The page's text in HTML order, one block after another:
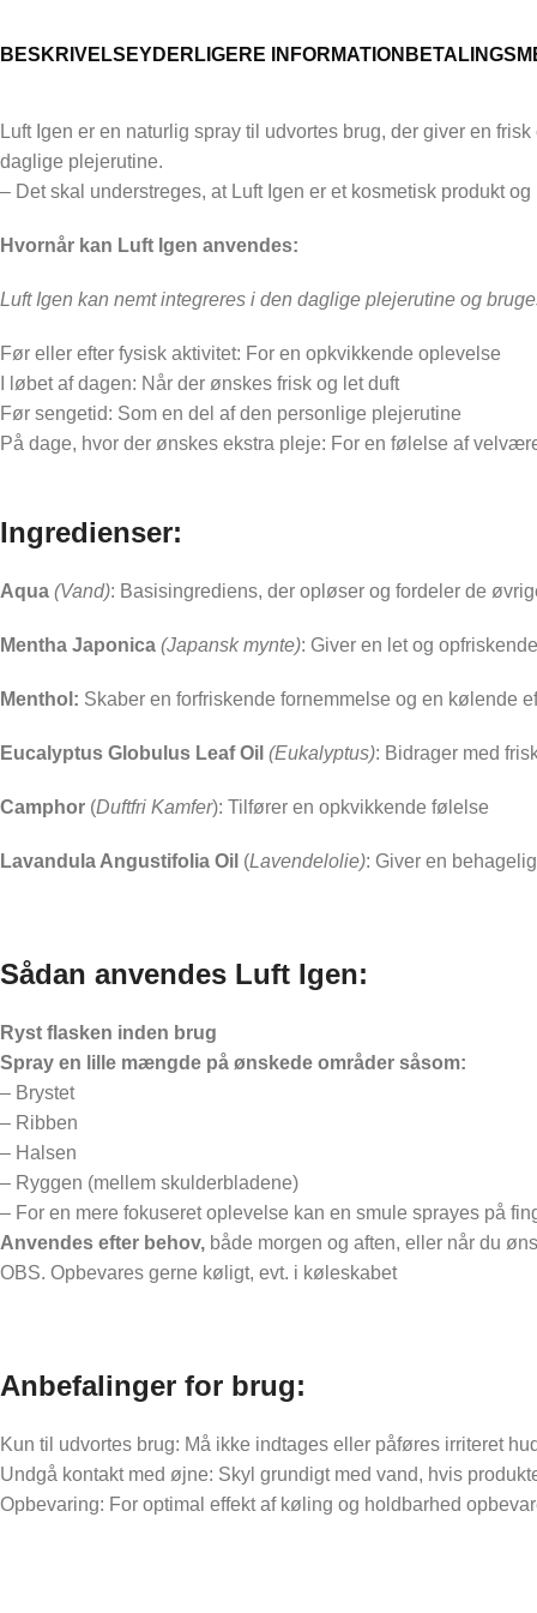
Behagelig følelse i benene
BESKRIVELSEYDERLIGERE INFORMATION
Luft Igen er en naturlig spray til udvortes brug, der giver en
daglige plejerutine.
– Det skal understreges, at Luft Igen er et kosmetisk produkt
Hvornår kan Luft Igen anvendes:
Luft Igen kan nemt integreres i den daglige plejerutine og
Før eller efter fysisk aktivitet: For en opkvikkende oplevelse
I løbet af dagen: Når der ønskes frisk og let duft
Før sengetid: Som en del af den personlige plejerutine
På dage, hvor der ønskes ekstra pleje: For en følelse af
Ingredienser:
Aqua (Vand): Basisingrediens, der opløser og fordeler de
Mentha Japonica (Japansk mynte): Giver en let og
Menthol: Skaber en forfriskende fornemmelse og en kølende
Eucalyptus Globulus Leaf Oil (Eukalyptus): Bidrager med
Camphor (Duftfri Kamfer): Tilfører en opkvikkende følelse
Lavandula Angustifolia Oil (Lavendelolie): Giver en
Sådan anvendes Luft Igen:
Ryst flasken inden brug
Spray en lille mængde på ønskede områder såsom:
– Brystet
– Ribben
– Halsen
– Ryggen (mellem skulderbladene)
– For en mere fokuseret oplevelse kan en smule sprayes på
Anvendes efter behov, både morgen og aften, eller når du
OBS. Opbevares gerne køligt, evt. i køleskabet
Anbefalinger for brug:
Kun til udvortes brug: Må ikke indtages eller påføres irriteret hud
Undgå kontakt med øjne: Skyl grundigt med vand, hvis
Opbevaring: For optimal effekt af køling og holdbarhed